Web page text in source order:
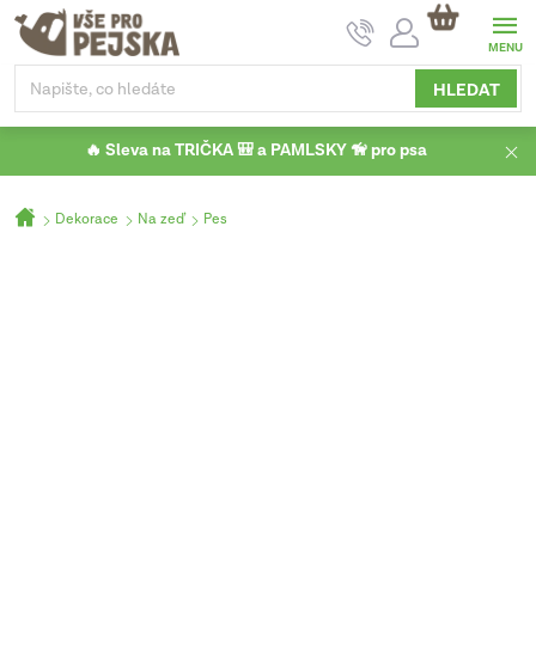
Přejít
obsah
HLEDAT
NÁKUPNÍ
KOŠÍK
🔥 Sleva na TRIČKA 🎒 a PAMLSKY 🦮 pro psa
DomůDekorace Na zeď Pes